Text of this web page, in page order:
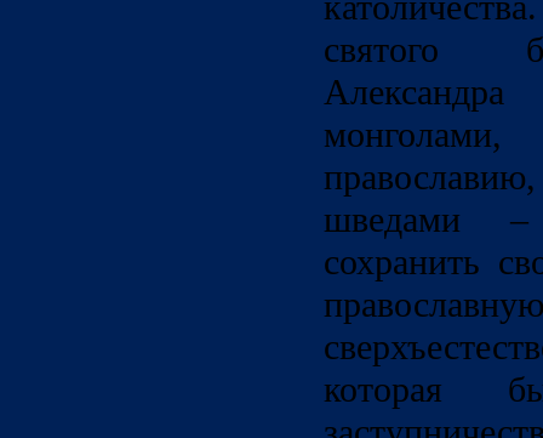
святого
шведами –
сохранить
которая